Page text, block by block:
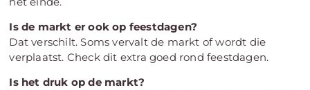
Is de markt er ook op feestdagen?
Dat verschilt. Soms vervalt de markt of wordt die
verplaatst. Check dit extra goed rond feestdagen.
Is het druk op de markt?